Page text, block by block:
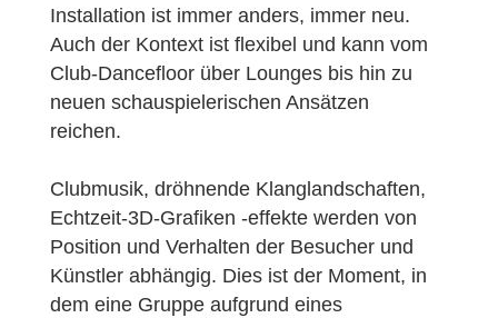
Installation ist immer anders, immer neu.
Auch der Kontext ist flexibel und kann vom
Club-Dancefloor über Lounges bis hin zu
neuen schauspielerischen Ansätzen
reichen.
Clubmusik, dröhnende Klanglandschaften,
Echtzeit-3D-Grafiken -effekte werden von
Position und Verhalten der Besucher und
Künstler abhängig. Dies ist der Moment, in
dem eine Gruppe aufgrund eines